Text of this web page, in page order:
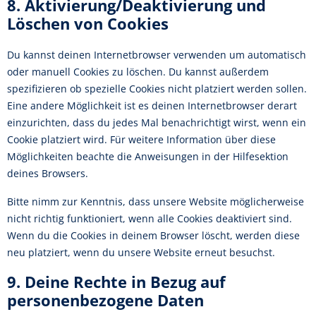
8. Aktivierung/Deaktivierung und
Löschen von Cookies
Du kannst deinen Internetbrowser verwenden um automatisch
oder manuell Cookies zu löschen. Du kannst außerdem
spezifizieren ob spezielle Cookies nicht platziert werden sollen.
Eine andere Möglichkeit ist es deinen Internetbrowser derart
einzurichten, dass du jedes Mal benachrichtigt wirst, wenn ein
Cookie platziert wird. Für weitere Information über diese
Möglichkeiten beachte die Anweisungen in der Hilfesektion
deines Browsers.
Bitte nimm zur Kenntnis, dass unsere Website möglicherweise
nicht richtig funktioniert, wenn alle Cookies deaktiviert sind.
Wenn du die Cookies in deinem Browser löscht, werden diese
neu platziert, wenn du unsere Website erneut besuchst.
9. Deine Rechte in Bezug auf
personenbezogene Daten